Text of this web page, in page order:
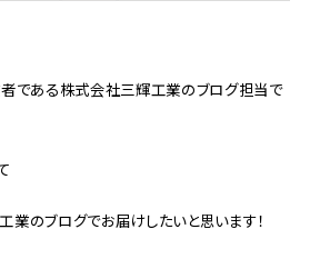
である株式会社三輝工業のブログ担当で
のブログでお届けしたいと思います！